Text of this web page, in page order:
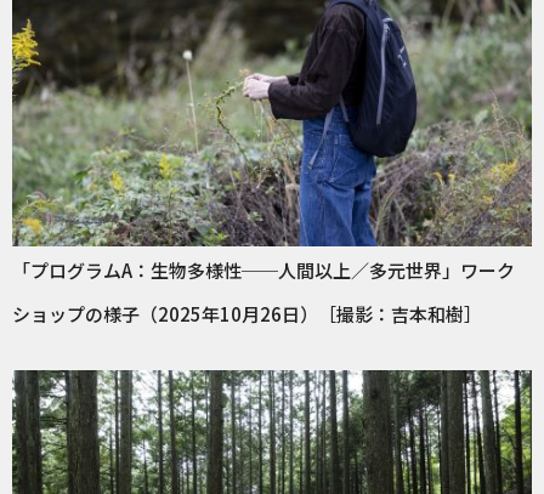
「プログラムA：生物多様性──人間以上／多元世界」ワーク
ショップの様子（2025年10月26日）［撮影：吉本和樹］